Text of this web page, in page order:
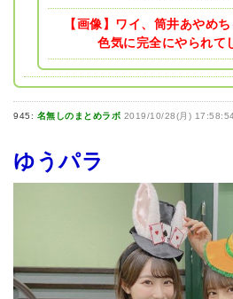
【画像】ワイ、筒井あやめ
色気に完全にやられ
945: 名無しのまとめラボ 2019/10/28(月)
ゆうパラ